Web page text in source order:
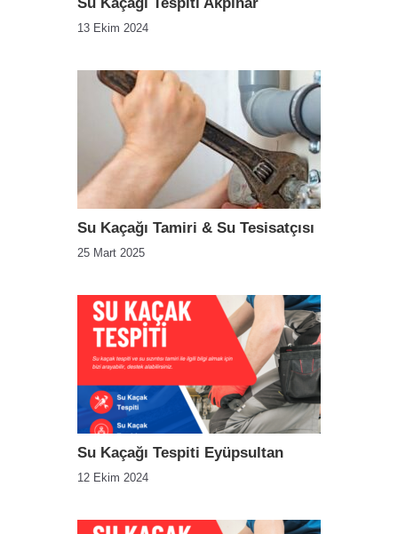
Su Kaçağı Tespiti Akpınar
13 Ekim 2024
Su Kaçağı Tamiri & Su Tesisatçısı
25 Mart 2025
Su Kaçağı Tespiti Eyüpsultan
12 Ekim 2024